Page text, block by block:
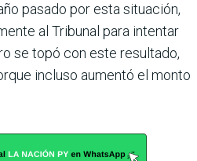
pasado por esta situa­ción,
al Tribunal para intentar
se topó con este resultado,
incluso aumentó el monto